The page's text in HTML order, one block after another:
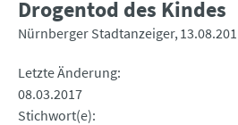
Drogentod des Kindes
Nürnberger Stadtanzeiger
Letzte Änderung
08.03.2017
Stichwort(e)